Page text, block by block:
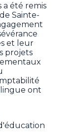
a été remis
Sainte-
et leur
projets
ont